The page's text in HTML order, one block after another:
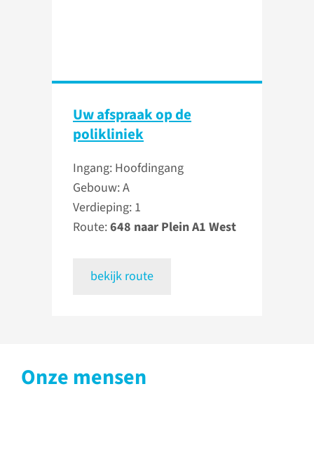
Uw afspraak op de
polikliniek
Ingang: Hoofdingang
Gebouw: A
Verdieping: 1
Route:648 naar Plein A1 West
bekijk route
Onze mensen